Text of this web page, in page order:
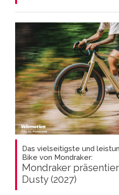
Das vielseitigste und
Bike von Mondraker:
Mondraker
Dusty (2027)